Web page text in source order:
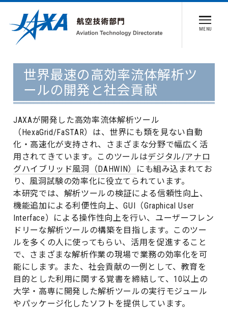
MENU
世界最速の高効率流体解析ツ
ールの開発と社会貢献
JAXAが開発した高効率流体解析ツール
（HexaGrid/FaSTAR）は、世界にも類を見ない自動
化・高速化が支持され、さまざまな分野で幅広く活
用されてきています。このツールはデジタル/アナロ
グハイブリッド風洞（DAHWIN）
にも組み込まれてお
り、風洞試験の効率化に役立てられています。
本研究では、解析ツールの検証による信頼性向上、
機能追加による利便性向上、GUI（Graphical User
Interface）による操作性向上を行い、ユーザーフレン
ドリーな解析ツールの構築を目指します。このツー
ルを多くの人に使ってもらい、活用を促進すること
で、さまざまな解析作業の現場で業務の効率化を可
能にします。また、社会貢献の一例として、教育を
目的とした利用に関する覚書を締結して、10以上の
大学・高専に開発した解析ツールの実行モジュール
やパッケージ化したソフトを提供しています。